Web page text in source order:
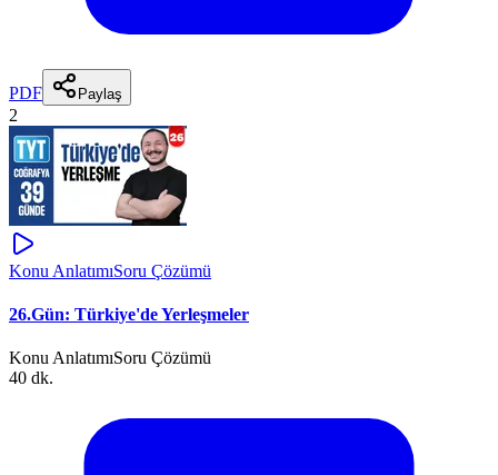
PDF Paylaş
2
Konu AnlatımıSoru Çözümü
26.Gün: Türkiye'de Yerleşmeler
Konu AnlatımıSoru Çözümü
40 dk.